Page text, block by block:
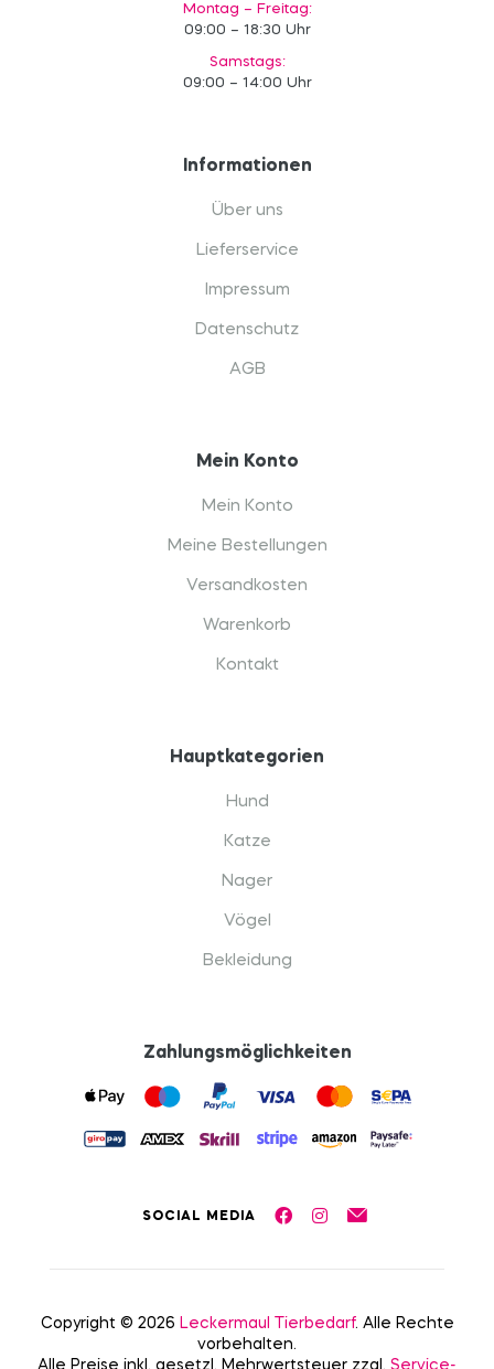
Montag – Freitag:
09:00 – 18:30 Uhr
Samstags:
09:00 – 14:00 Uhr
Informationen
Über uns
Lieferservice
Impressum
Datenschutz
AGB
Mein Konto
Mein Konto
Meine Bestellungen
Versandkosten
Warenkorb
Kontakt
Hauptkategorien
Hund
Katze
Nager
Vögel
Bekleidung
Zahlungsmöglichkeiten
SOCIAL MEDIA
Copyright © 2026 Leckermaul Tierbedarf. Alle Rechte
vorbehalten.
Alle Preise inkl. gesetzl. Mehrwertsteuer zzgl. Service-